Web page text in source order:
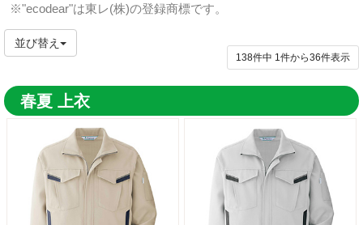
※"ecodear"は東レ(株)の登録商標です。
並び替え
138件中 1 件から36件表示
春夏 上衣